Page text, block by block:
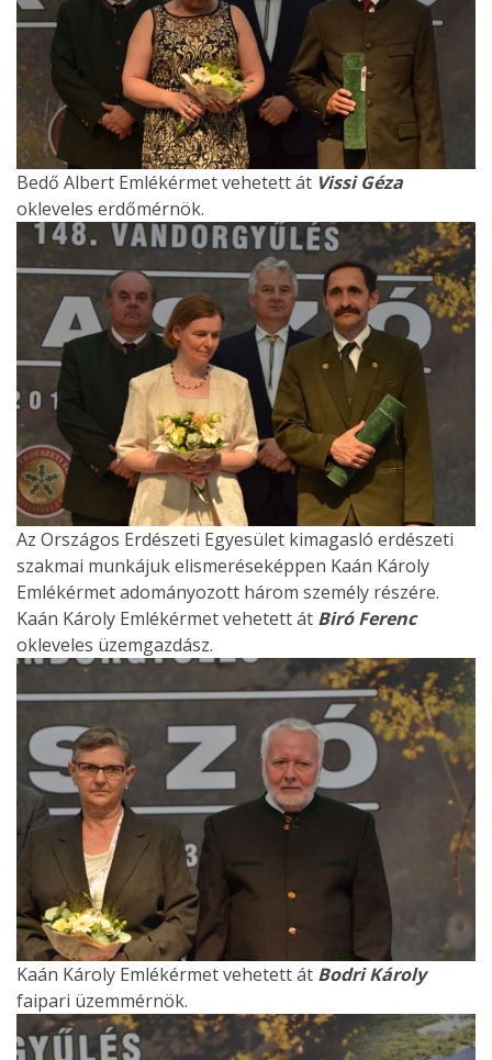
Bedő Albert Emlékérmet vehetett át Vissi Géza
okleveles erdőmérnök.
Az Országos Erdészeti Egyesület kimagasló erdészeti
szakmai munkájuk elismeréseképpen Kaán Károly
Emlékérmet adományozott három személy részére.
Kaán Károly Emlékérmet vehetett át Biró Ferenc
okleveles üzemgazdász.
Kaán Károly Emlékérmet vehetett át Bodri Károly
faipari üzemmérnök.